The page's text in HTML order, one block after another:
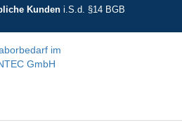
Kunden i.S.d. §14 BGB